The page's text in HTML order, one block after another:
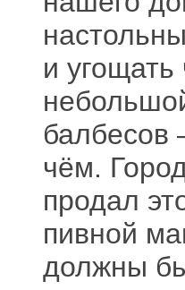
и
балбесов
чём.
продал
пивной
должны